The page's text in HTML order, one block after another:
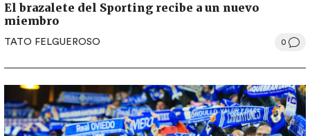
El brazalete del Sporting recibe a un nuevo
miembro
TATO FELGUEROSO 0